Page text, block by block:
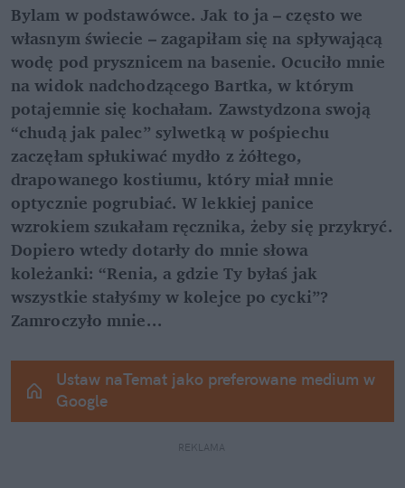
Bylam w podstawówce. Jak to ja – często we
własnym świecie – zagapiłam się na spływającą
wodę pod prysznicem na basenie. Ocuciło mnie
na widok nadchodzącego Bartka, w którym
potajemnie się kochałam. Zawstydzona swoją
“chudą jak palec” sylwetką w pośpiechu
zaczęłam spłukiwać mydło z żółtego,
drapowanego kostiumu, który miał mnie
optycznie pogrubiać. W lekkiej panice
wzrokiem szukałam ręcznika, żeby się przykryć.
Dopiero wtedy dotarły do mnie słowa
koleżanki: “Renia, a gdzie Ty byłaś jak
wszystkie stałyśmy w kolejce po cycki”?
Zamroczyło mnie...
Ustaw naTemat jako preferowane medium w
Google
REKLAMA